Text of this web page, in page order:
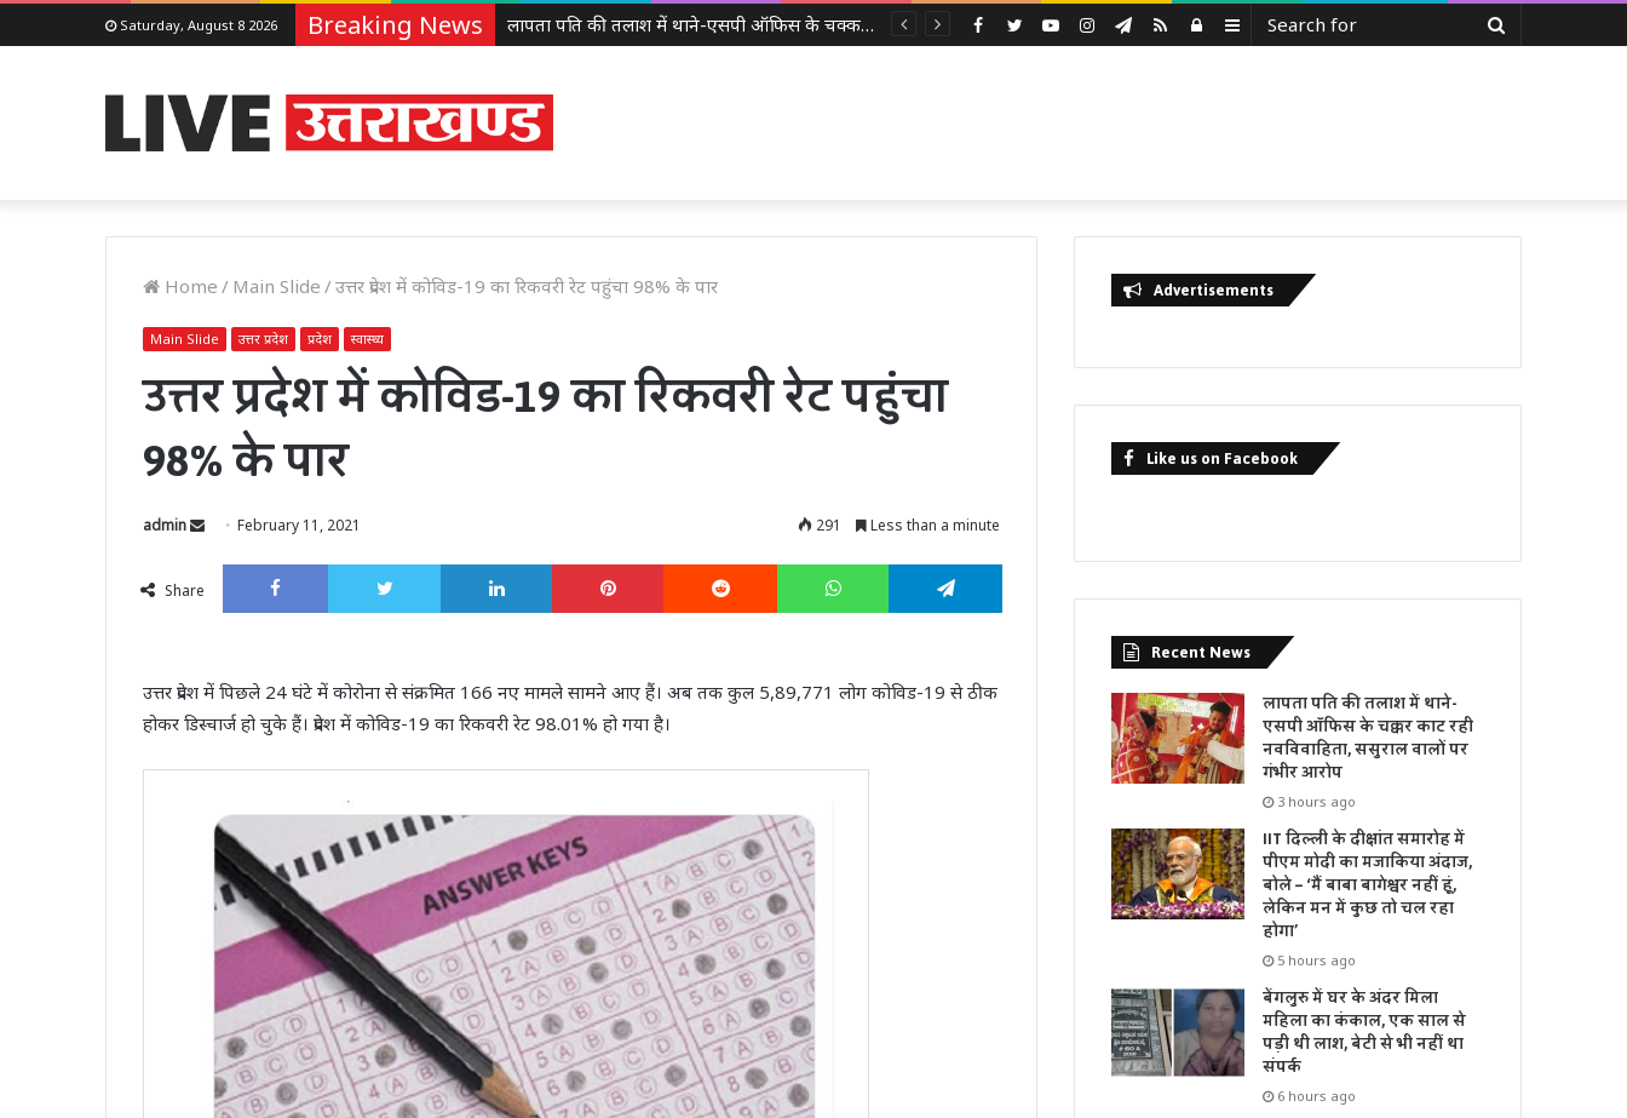
Saturday, August 8 2026 Breaking News IIT दिल्ली के दीक्षांत समारोह में पीएम मोदी का मजाकिया अंदाज, बोले – ‘मैं बाबा बागेश्वर नहीं हूं, लेकिन मन में कुछ तो चल रहा होगा’ Sidebar
Log
RSS
Telegram
Instagram
YouTube
Twitter
Facebook
Home / Main Slide /उत्तर प्रदेश में कोविड-19 का रिकवरी रेट पहुंचा 98% के पार
Main Slide उत्तर प्रदेश प्रदेश स्वास्थ्य
उत्तर प्रदेश में कोविड-19 का रिकवरी रेट पहुंचा
98% के पार
admin
SendFebruary 11, 2021 291 Less than a minute
Share
Facebook Twitter LinkedIn Pinterest Reddit WhatsApp Telegram
उत्तर प्रदेश में पिछले 24 घंटे में कोरोना से संक्रमित 166 नए मामले सामने आए हैं। अब तक कुल 5,89,771 लोग कोविड-19 से ठीक
होकर डिस्चार्ज हो चुके हैं। प्रदेश में कोविड-19 का रिकवरी रेट 98.01% हो गया है।
Advertisements
Like us on Facebook
Recent News
लापता पति की तलाश में थाने-
एसपी ऑफिस के चक्कर काट रही
नवविवाहिता, ससुराल वालों पर
गंभीर आरोप
3 hours ago
IIT दिल्ली के दीक्षांत समारोह में
पीएम मोदी का मजाकिया अंदाज,
बोले – ‘मैं बाबा बागेश्वर नहीं हूं,
लेकिन मन में कुछ तो चल रहा
होगा’
5 hours ago
बेंगलुरु में घर के अंदर मिला
महिला का कंकाल, एक साल से
पड़ी थी लाश, बेटी से भी नहीं था
संपर्क
6 hours ago